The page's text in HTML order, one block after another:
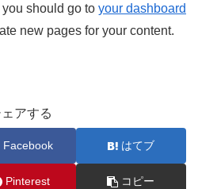
should go to your dashboard
new pages for your content.
ェアする
Facebook はてブ
Pinterest コピー